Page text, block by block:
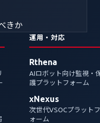
きか
運用・対応
Rthena
AIロボット向け監視・
護プラットフォーム
xNexus
次世代VSOCプラットフ
ォーム
域技
セキュ
Lab